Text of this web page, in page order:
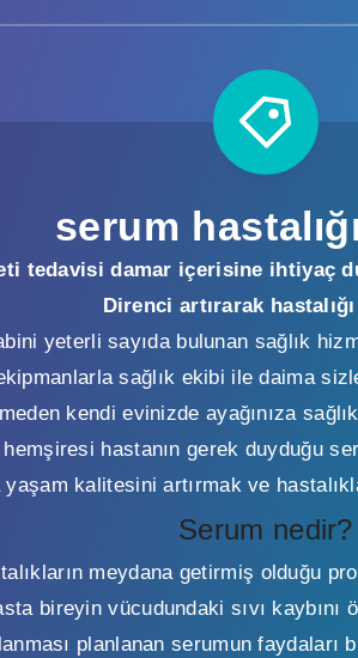
serum
tedavisi damar içerisine ihtiyaç
Direnci artırarak
yeterli sayıda bulunan sağlık
sağlık ekibi ile daima
kendi evinizde ayağınıza
hemşiresi hastanın gerek duyduğu
yaşam kalitesini artırmak ve
Serum nedir?
meydana getirmiş olduğu
bireyin vücudundaki sıvı kaybını
planlanan serumun